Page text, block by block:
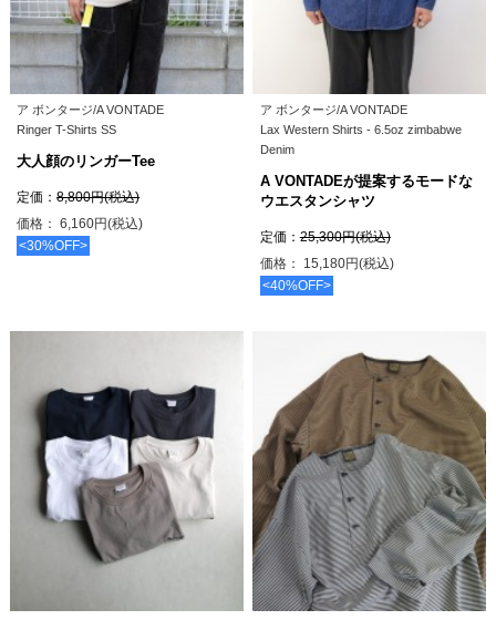
ア ボンタージ/A VONTADE
Ringer T-Shirts SS
大人顔のリンガーTee
定価：8,800円(税込)
価格： 6,160円(税込)
<30%OFF>
ア ボンタージ/A VONTADE
Lax Western Shirts - 6.5oz zimbabwe
Denim
A VONTADEが提案するモードな
ウエスタンシャツ
定価：25,300円(税込)
価格： 15,180円(税込)
<40%OFF>